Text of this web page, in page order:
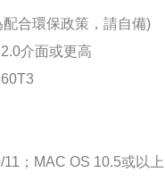
合環保政策，請自備)
介面或更高
；MAC OS 10.5或以上